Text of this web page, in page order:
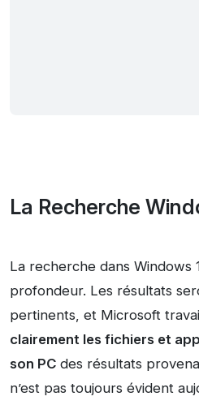
La Recherche
La recherche dans Windows
profondeur. Les résultats
pertinents, et Microsoft
clairement les fichiers et
son PC des résultats
n’est pas toujours évident